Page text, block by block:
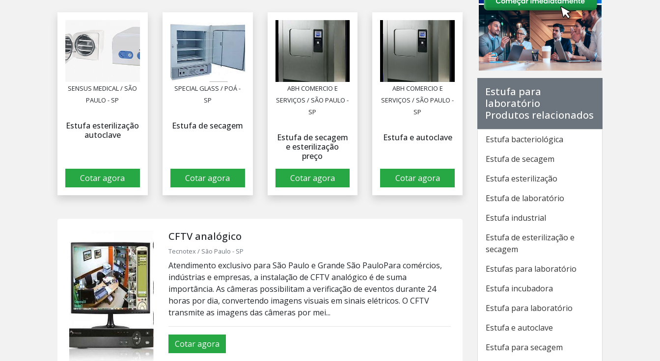
SENSUS MEDICAL / SÃO
PAULO - SP
Estufa esterilização
autoclave
Cotar agora
SPECIAL GLASS / POÁ -
SP
Estufa de secagem
Cotar agora
ABH COMERCIO E
SERVIÇOS / SÃO PAULO -
SP
Estufa de secagem
e esterilização
preço
Cotar agora
ABH COMERCIO E
SERVIÇOS / SÃO PAULO -
SP
Estufa e autoclave
Cotar agora
CFTV analógico
Tecnotex / São Paulo - SP
Atendimento exclusivo para São Paulo e Grande São PauloPara comércios,
indústrias e empresas, a instalação de CFTV analógico é de suma
importância. As câmeras possibilitam a verificação de eventos durante 24
horas por dia, convertendo imagens visuais em sinais elétricos. O CFTV
transmite as imagens das câmeras por mei...
Cotar agora
Estufa para
laboratório
Produtos relacionados
Estufa bacteriológica
Estufa de secagem
Estufa esterilização
Estufa de laboratório
Estufa industrial
Estufa de esterilização e
secagem
Estufas para laboratório
Estufa incubadora
Estufa para laboratório
Estufa e autoclave
Estufa para secagem